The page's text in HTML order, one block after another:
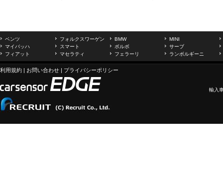
ベンツ フォルクスワーゲン BMW
MINI
マイバッハ
スマート ボルボ
サーブ
フィアット
マセラティ フェラーリ ランボルギーニ
利用規約 | お問い合わせ | プライバシーポリシー
輸入